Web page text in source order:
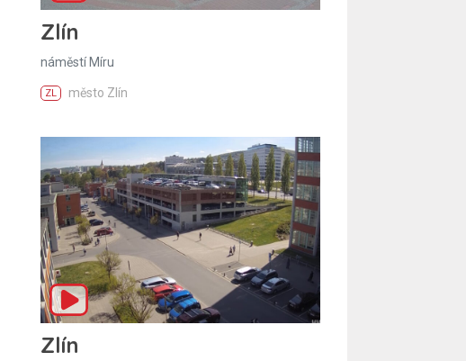
Zlín
náměstí Míru
ZL město Zlín
Zlín